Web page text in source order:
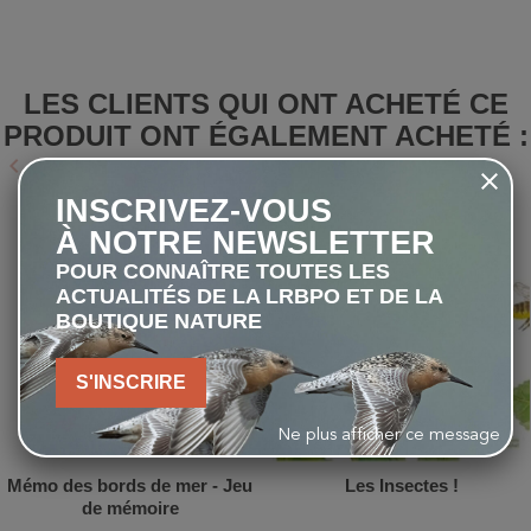
LES CLIENTS QUI ONT ACHETÉ CE
PRODUIT ONT ÉGALEMENT ACHETÉ :
Précédent
keyboard_arrow_leftkeyboard_arrow_right
favorite_border
Mémo des bords de mer - Jeu
de mémoire
Les Insectes !
INSCRIVEZ-VOUS
À NOTRE NEWSLETTER
POUR CONNAÎTRE TOUTES LES
ACTUALITÉS DE LA LRBPO ET DE LA
BOUTIQUE NATURE
S'INSCRIRE
Ne plus afficher ce message